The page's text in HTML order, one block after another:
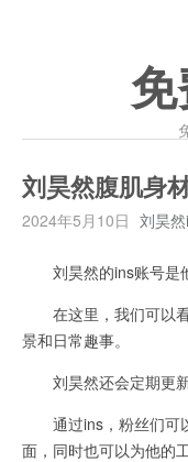
刘昊然腹肌身
2024年5月10日 刘昊
刘昊然的ins账号是他
在这里，我们可以看
景和日常趣事。
刘昊然还会定期更新
通过ins，粉丝们可
面，同时也可以为他的